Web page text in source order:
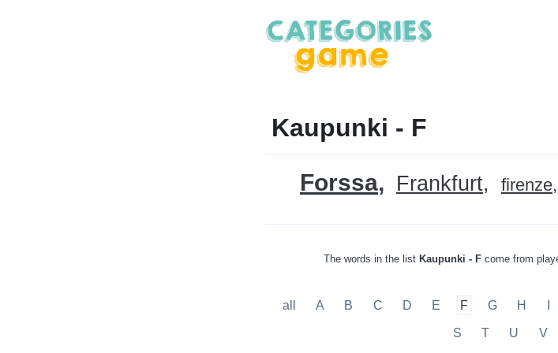
Kaupunki - F
Forssa Frankfurt firenze
The words in the list Kaupunki - F come from
all A B C D E F G H
S T U V